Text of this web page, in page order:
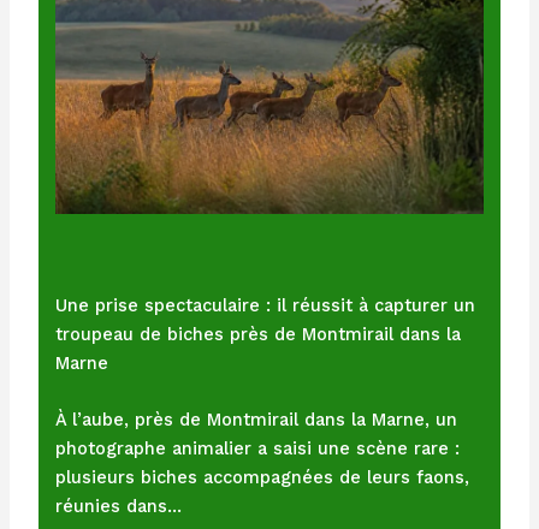
Une prise spectaculaire : il réussit à capturer un
troupeau de biches près de Montmirail dans la
Marne
À l’aube, près de Montmirail dans la Marne, un
photographe animalier a saisi une scène rare :
plusieurs biches accompagnées de leurs faons,
réunies dans…